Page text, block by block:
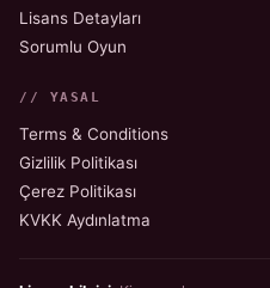
Lisans Detayları
Sorumlu Oyun
// YASAL
Terms & Conditions
Gizlilik Politikası
Çerez Politikası
KVKK Aydınlatma